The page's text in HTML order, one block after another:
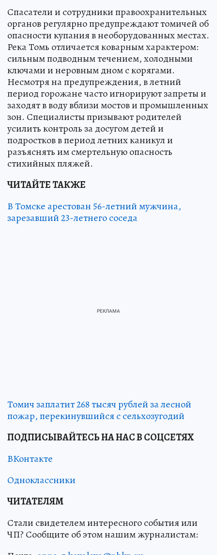
Спасатели и сотрудники правоохранительных
органов регулярно предупреждают томичей об
опасности купания в необорудованных местах.
Река Томь отличается коварным характером:
сильным подводным течением, холодными
ключами и неровным дном с корягами.
Несмотря на предупреждения, в летний
период горожане часто игнорируют запреты и
заходят в воду вблизи мостов и промышленных
зон. Специалисты призывают родителей
усилить контроль за досугом детей и
подростков в период летних каникул и
разъяснять им смертельную опасность
стихийных пляжей.
ЧИТАЙТЕ ТАКЖЕ
В Томске арестован 56-летний мужчина,
зарезавший 23-летнего соседа
Томич заплатит 268 тысяч рублей за лесной
пожар, перекинувшийся с сельхозугодий
ПОДПИСЫВАЙТЕСЬ НА НАС В СОЦСЕТЯХ
ВКонтакте
Одноклассники
ЧИТАТЕЛЯМ
Стали свидетелем интересного события или
ЧП? Сообщите об этом нашим журналистам: